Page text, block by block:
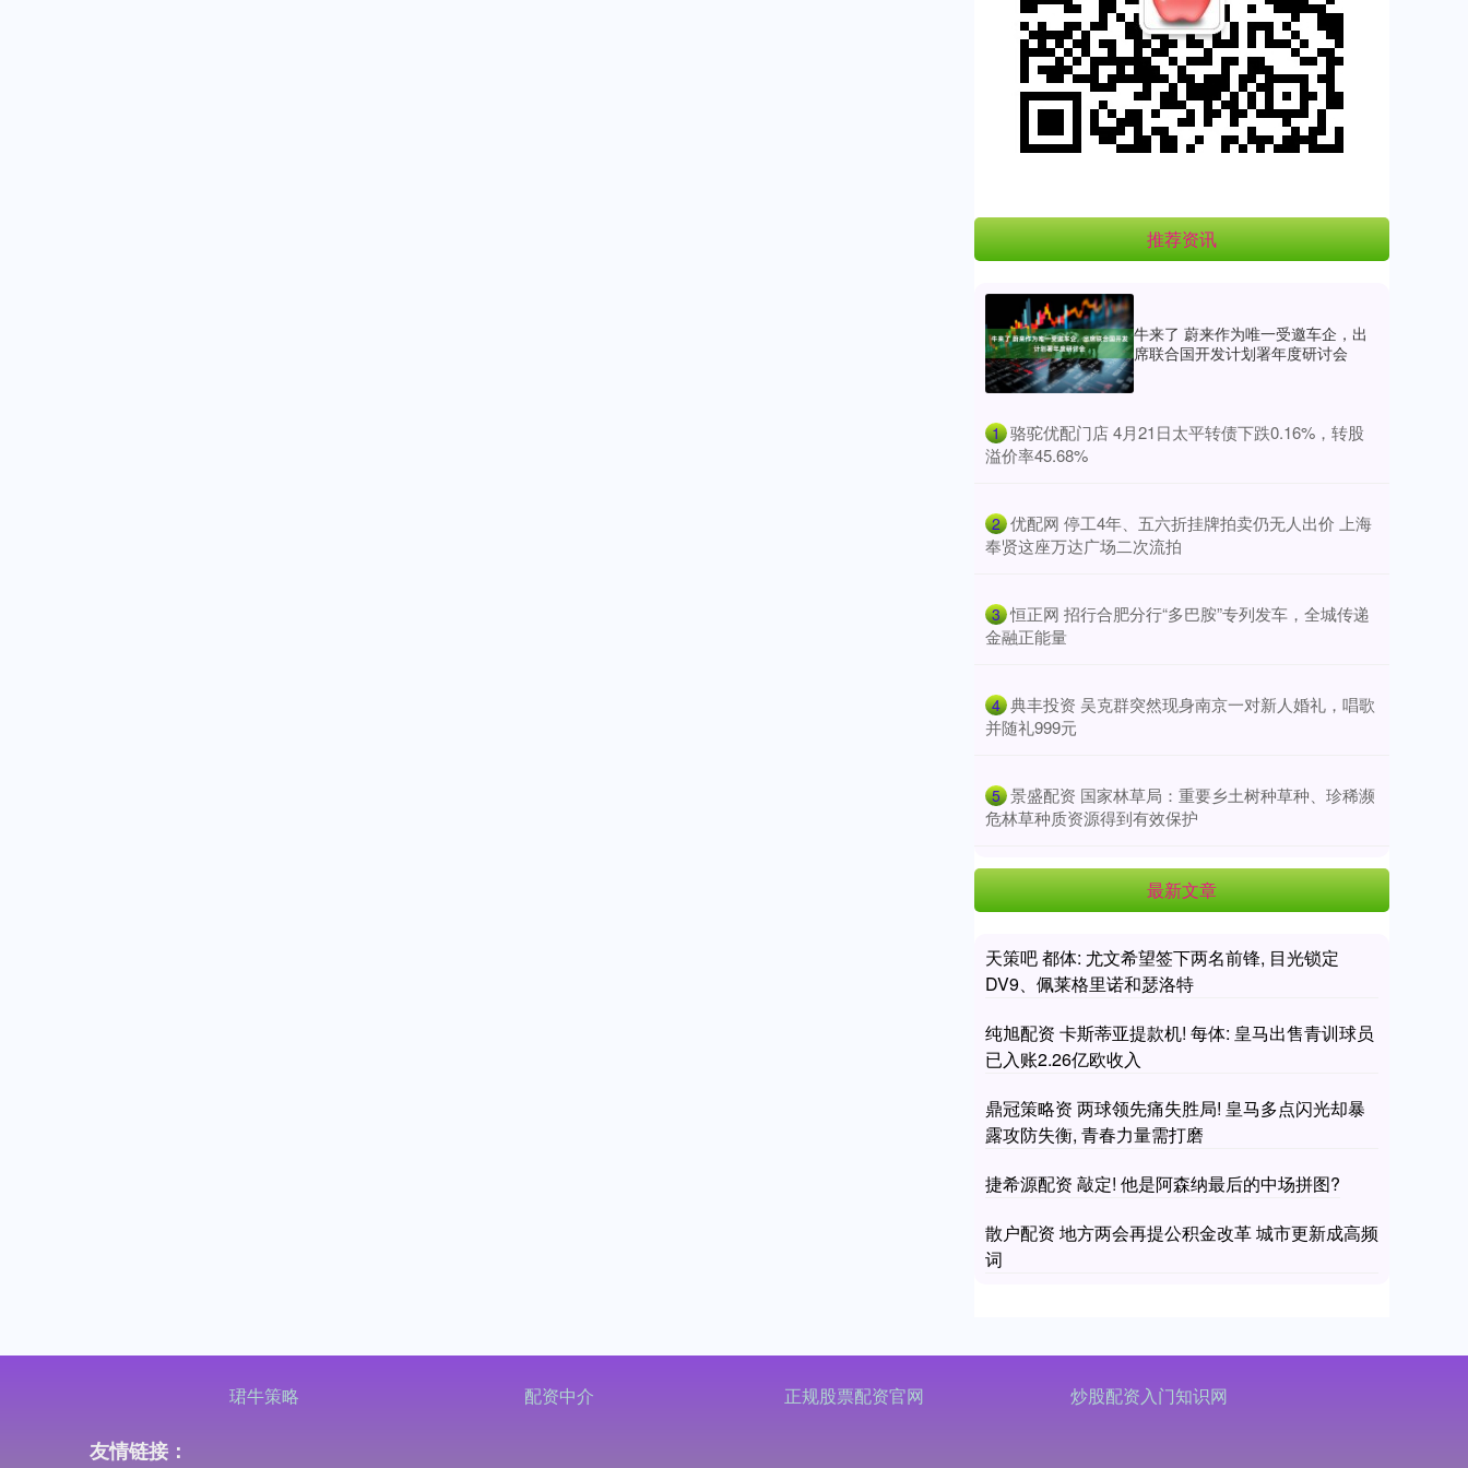
推荐资讯
牛来了 蔚来作为唯一受邀车企，出
席联合国开发计划署年度研讨会
1 ​骆驼优配门店 4月21日太平转债下跌0.16%，转股
溢价率45.68%
2 ​优配网 停工4年、五六折挂牌拍卖仍无人出价 上海
奉贤这座万达广场二次流拍
3 ​恒正网 招行合肥分行“多巴胺”专列发车，全城传递
金融正能量
4 ​典丰投资 吴克群突然现身南京一对新人婚礼，唱歌
并随礼999元
5 ​景盛配资 国家林草局：重要乡土树种草种、珍稀濒
危林草种质资源得到有效保护
最新文章
天策吧 都体: 尤文希望签下两名前锋, 目光锁定
DV9、佩莱格里诺和瑟洛特
纯旭配资 卡斯蒂亚提款机! 每体: 皇马出售青训球员
已入账2.26亿欧收入
鼎冠策略资 两球领先痛失胜局! 皇马多点闪光却暴
露攻防失衡, 青春力量需打磨
捷希源配资 敲定! 他是阿森纳最后的中场拼图?
散户配资 地方两会再提公积金改革 城市更新成高频
词
珺牛策略 配资中介 正规股票配资官网 炒股配资入门知识网
友情链接：